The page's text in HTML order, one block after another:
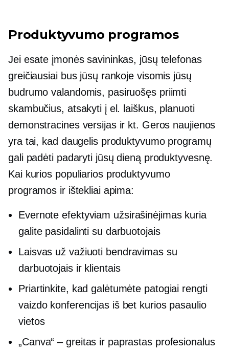
Produktyvumo programos
Jei esate įmonės savininkas, jūsų telefonas
greičiausiai bus jūsų rankoje visomis jūsų
budrumo valandomis, pasiruošęs priimti
skambučius, atsakyti į el. laiškus, planuoti
demonstracines versijas ir kt. Geros naujienos
yra tai, kad daugelis produktyvumo programų
gali padėti padaryti jūsų dieną produktyvesnę.
Kai kurios populiarios produktyvumo
programos ir ištekliai apima:
Evernote efektyviam užsirašinėjimaskuria
galite pasidalinti su darbuotojais
Laisvas už važiuoti bendravimas su
darbuotojais ir klientais
Priartinkite, kad galėtumėte patogiai rengti
vaizdo konferencijas iš bet kurios pasaulio
vietos
„Canva“ – greitas ir paprastas profesionalus